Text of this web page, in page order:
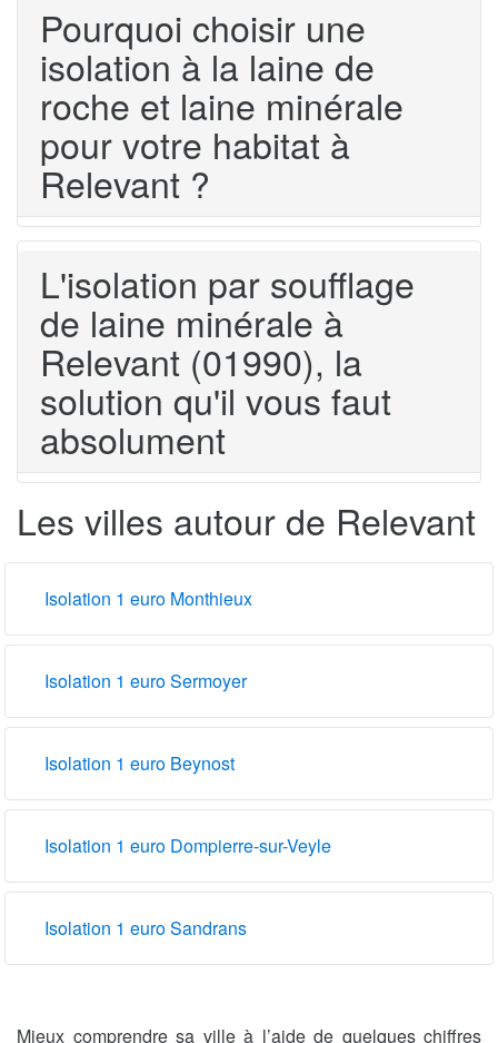
Pourquoi choisir une
isolation à la laine de
roche et laine minérale
pour votre habitat à
Relevant ?
L'isolation par soufflage
de laine minérale à
Relevant (01990), la
solution qu'il vous faut
absolument
Les villes autour de Relevant
Isolation 1 euro Monthieux
Isolation 1 euro Sermoyer
Isolation 1 euro Beynost
Isolation 1 euro Dompierre-sur-Veyle
Isolation 1 euro Sandrans
Mieux comprendre sa ville à l’aide de quelques chiffres